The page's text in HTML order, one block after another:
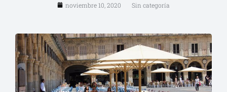
noviembre 10, 2020 Sin categoría